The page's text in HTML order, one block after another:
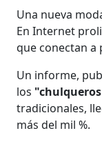
Una nueva
En Internet
que conectan a
Un informe,
los
tradicionales,
más del mil %.